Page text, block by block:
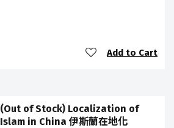
Add to Cart
(Out of Stock) Localization of
Islam in China 伊斯蘭在地化